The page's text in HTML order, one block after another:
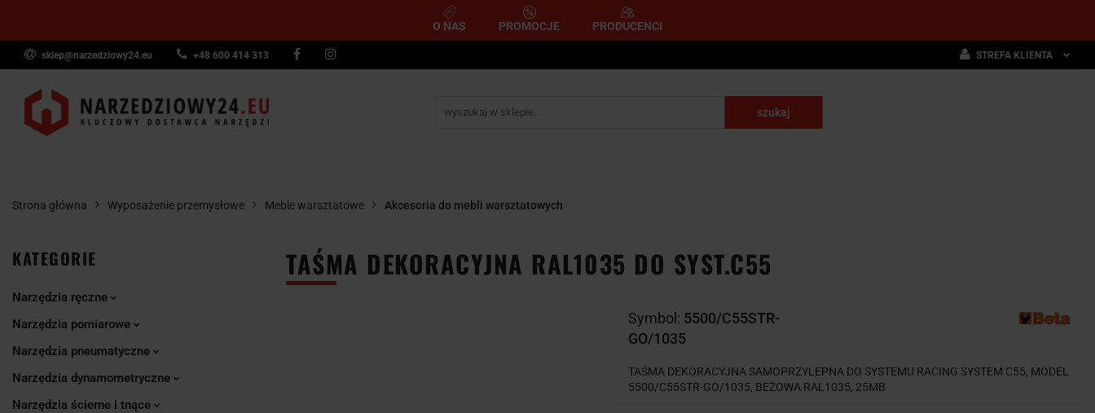
O NAS PROMOCJE PRODUCENCI
sklep@narzedziowy24.eu +48 600 414 313 STREFA KLIENTA
Narzędzia ręczne Narzędzia pomiarowe Narzędzia pneumatyczne
Narzędzia dynamometryczne Narzędzia skrawające
Strona główna Wyposażenie przemysłowe Meble warsztatowe Akcesoria do mebli warsztatowych
KATEGORIE
Narzędzia ręczne
Narzędzia pomiarowe
Narzędzia pneumatyczne
Narzędzia dynamometryczne
Narzędzia ścierne i tnące
TAŚMA DEKORACYJNA RAL1035 DO SYST.C55
Symbol: 5500/C55STR-
GO/1035
TAŚMA DEKORACYJNA SAMOPRZYLEPNA DO SYSTEMU RACING SYSTEM C55, MODEL
5500/C55STR-GO/1035, BEŻOWA RAL1035, 25MB